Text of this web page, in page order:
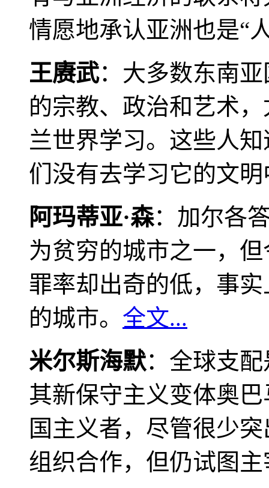
情愿地承认亚洲也是“
王赓武：大多数东南
的宗教、政治和艺术
兰世界学习。这些人
们没有去学习它的文
阿玛蒂亚·森：加尔各
为贫穷的城市之一，
罪率却出奇的低，事
的城市。 全文...
米尔斯海默：全球支
其新保守主义变体奥
国主义者，尽管很少
组织合作，但仍试图